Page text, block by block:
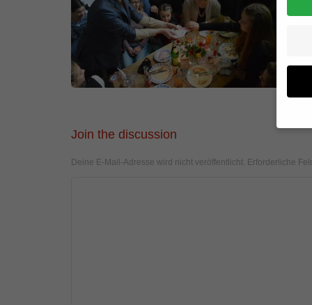
Join the discussion
Deine E-Mail-Adresse wird nicht veröffentlicht. Erforderliche